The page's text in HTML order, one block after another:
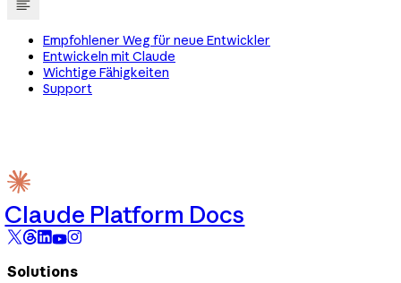
Empfohlener Weg für neue Entwickler
Entwickeln mit Claude
Wichtige Fähigkeiten
Support
Claude Platform Docs
Solutions